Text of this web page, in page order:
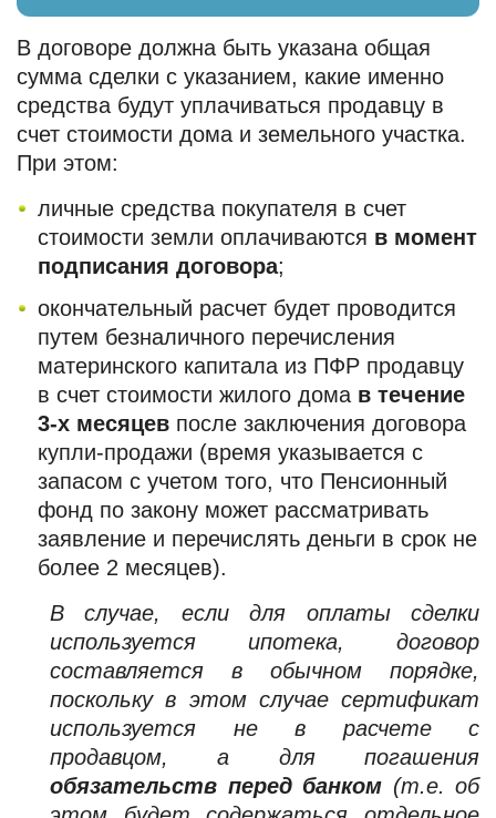
В договоре должна быть указана общая
сумма сделки с указанием, какие именно
средства будут уплачиваться продавцу в
счет стоимости дома и земельного участка.
При этом:
личные средства покупателя в счет
стоимости земли оплачиваются в момент
подписания договора;
окончательный расчет будет проводится
путем безналичного перечисления
материнского капитала из ПФР продавцу
в счет стоимости жилого дома в течение
3-х месяцев после заключения договора
купли-продажи (время указывается с
запасом с учетом того, что Пенсионный
фонд по закону может рассматривать
заявление и перечислять деньги в срок не
более 2 месяцев).
В случае, если для оплаты сделки
используется ипотека, договор
составляется в обычном порядке,
поскольку в этом случае сертификат
используется не в расчете с
продавцом, а для погашения
обязательств перед банком (т.е. об